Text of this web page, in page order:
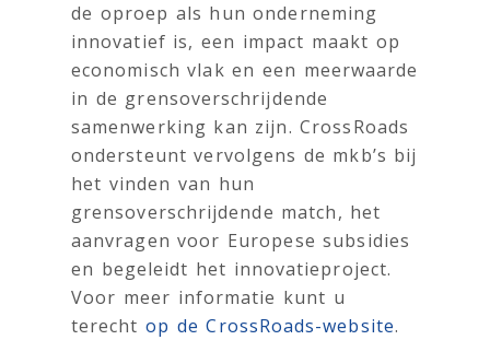
de oproep als hun onderneming
innovatief is, een impact maakt op
economisch vlak en een meerwaarde
in de grensoverschrijdende
samenwerking kan zijn. CrossRoads
ondersteunt vervolgens de mkb’s bij
het vinden van hun
grensoverschrijdende match, het
aanvragen voor Europese subsidies
en begeleidt het innovatieproject.
Voor meer informatie kunt u
terechtop de CrossRoads-website.